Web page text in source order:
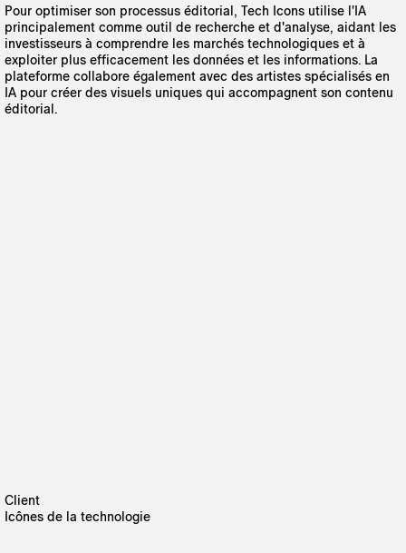
Pour optimiser son processus éditorial, Tech Icons utilise l'IA
principalement comme outil de recherche et d'analyse, aidant les
investisseurs à comprendre les marchés technologiques et à
exploiter plus efficacement les données et les informations. La
plateforme collabore également avec des artistes spécialisés en
IA pour créer des visuels uniques qui accompagnent son contenu
éditorial.
Client
Icônes de la technologie